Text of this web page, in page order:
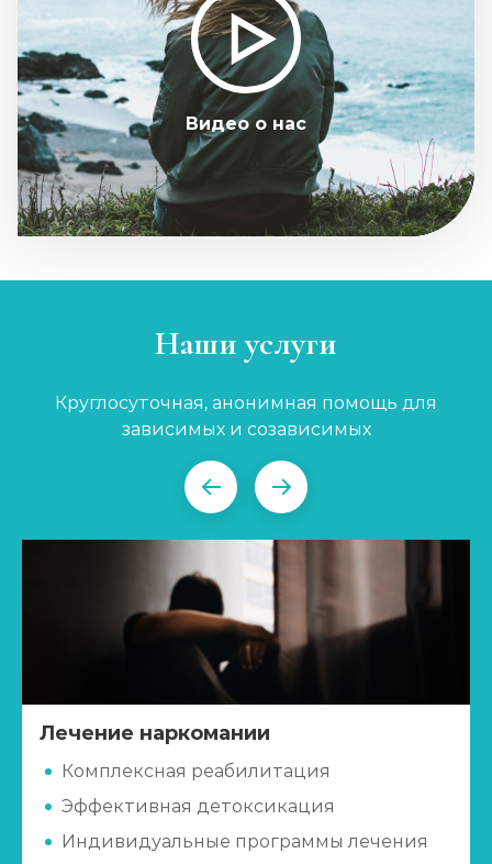
Видео о нас
Наши услуги
Круглосуточная, анонимная помощь для
зависимых и созависимых
Лечение наркомании
Комплексная реабилитация
Эффективная детоксикация
Индивидуальные программы лечения